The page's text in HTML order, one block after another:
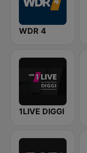
WDR 4
1LIVE DIGGI